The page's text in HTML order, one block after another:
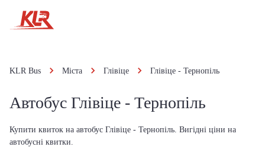
KLR Bus Міста Глівіце Глівіце - Тернопіль
Автобус Глівіце - Тернопіль
Купити квиток на автобус Глівіце - Тернопіль. Вигідні ціни на
автобусні квитки.